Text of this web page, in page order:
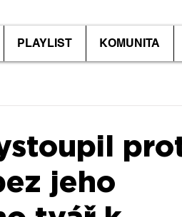
PLAYLIST KOMUNITA
jeho